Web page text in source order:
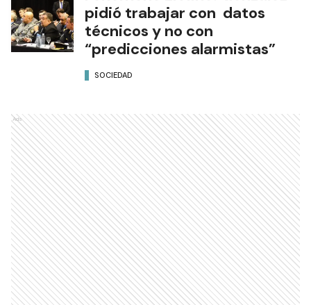
pidió trabajar con datos
técnicos y no con
“predicciones alarmistas”
SOCIEDAD
Ads